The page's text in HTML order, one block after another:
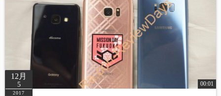
12月
5
2017
00:01